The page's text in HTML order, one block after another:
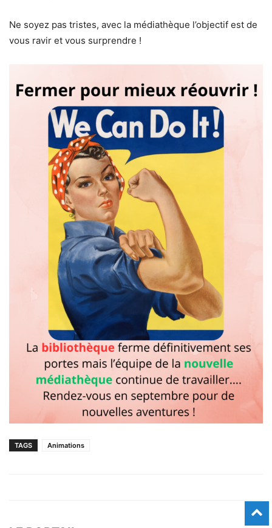
Ne soyez pas tristes, avec la médiathèque l’objectif est de
vous ravir et vous surprendre !
TAGS Animations